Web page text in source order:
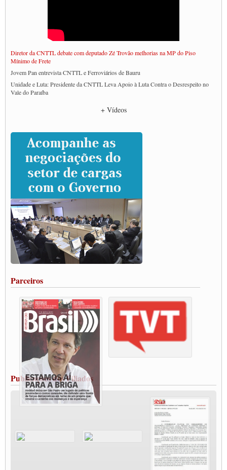
Diretor da CNTTL debate com deputado Zé Trovão melhorias na MP do Piso
Mínimo de Frete
Jovem Pan entrevista CNTTL e Ferroviários de Bauru
Unidade e Luta: Presidente da CNTTL Leva Apoio à Luta Contra o Desrespeito no
Vale do Paraíba
Caminhoneiros prometem paralisação e cobram diálogo com Lula
CNTTL e lideranças de caminhoneiros participam de debate sobre saúde nas
rodovias
Paulinho e Litti debatem política global para transporte rodoviário de cargas na
SUTCRA no Uruguai
Grande Conquista da Categoria transporte de Cargas e Caminhoneiros Autonomos
ENCONTRO INTERNACIONAL EM APOIO A CLASSE TRABALHADORA
DO BRASIL E A ELEIÇÃO 2022
Carta às Brasileiras e aos Brasileiros em Defesa do Estado Democrático de Direito
Paulinho, presidente da CNTTL, faz balanço do 3º Congresso da CNTTL
Caminhoneiros aprovam greve a partir do 1º de novembro
Rodoviários de Feira Santana fazem Assembleia para avaliar proposta de reajuste
salarial
Vacina Já: Lockdown de 24 horas dos trabalhadores em transportes está mantido,
Condutores de Guarulhos farão greve sanitária nesta terça-feira (20)
Paralisação dos Caminhoneiros na #BR285, entrocamento que liga o Mercosul ao
Rio Grande
Caminhoneiros bloqueiam duas faixas na Castello Branco e fazem protesto
Modal-Live #13 Aumento da Violência Contra Mulher e o Adoecimento da Classe
Trabalhadora em Tempos de Pandemia
MODAL-LIVE#12 POLÍTICAS PÚBLICAS DE TRANSPORTE PARA A
CLASSE TRABALHADORA E ELEIÇÕES NA PANDEMIA
MODAL-LIVE#11 POLÍTICAS PÚBLICAS DE TRANSPORTE
JUVENTUDE DO TRANSPORTE: POR QUE DEVEMOS NOS ORGANIZAR?
Fabio Primo testa positivo para Coronavírus, mas está bem de saúde
Modal-Live#9 Quais são os direitos dos trabalhador@s que contraem a Covid-19 na
Participe da Campanha Fora Bolsonaro
CNTTL e FECOOTAC apoiam Campanha de testes de COVID-19 para
+ Vídeos
Parceiros
Publicações dos Filiados